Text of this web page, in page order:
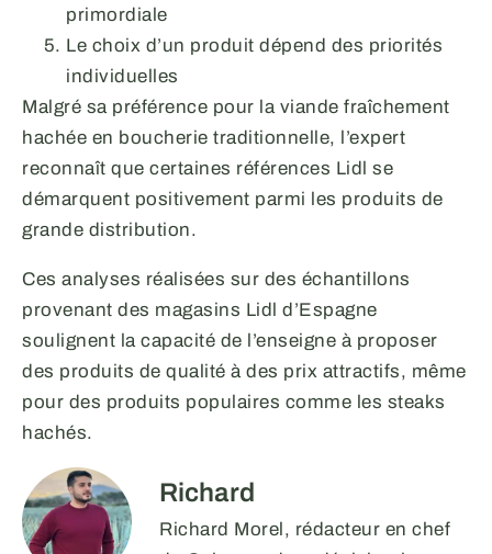
primordiale
Le choix d’un produit dépend des priorités
individuelles
Malgré sa préférence pour la viande fraîchement
hachée en boucherie traditionnelle, l’expert
reconnaît que certaines références Lidl se
démarquent positivement parmi les produits de
grande distribution.
Ces analyses réalisées sur des échantillons
provenant des magasins Lidl d’Espagne
soulignent la capacité de l’enseigne à proposer
des produits de qualité à des prix attractifs, même
pour des produits populaires comme les steaks
hachés.
Richard
Richard Morel, rédacteur en chef